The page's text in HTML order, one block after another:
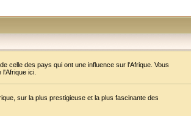
celle des pays qui ont une influence sur l'Afrique. Vous
ici.
sur la plus prestigieuse et la plus fascinante des